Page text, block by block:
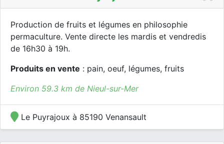
Production de fruits et légumes en philosophie
permaculture. Vente directe les mardis et vendredis
de 16h30 à 19h.
Produits en vente : pain, oeuf, légumes, fruits
Environ 59.3 km de Nieul-sur-Mer
Le Puyrajoux à 85190 Venansault